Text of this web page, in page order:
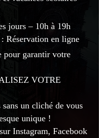
jours – 10h à 19h
Réservation en ligne
pour garantir votre
VOTRE
sans un cliché de vous
unique !
Instagram, Facebook